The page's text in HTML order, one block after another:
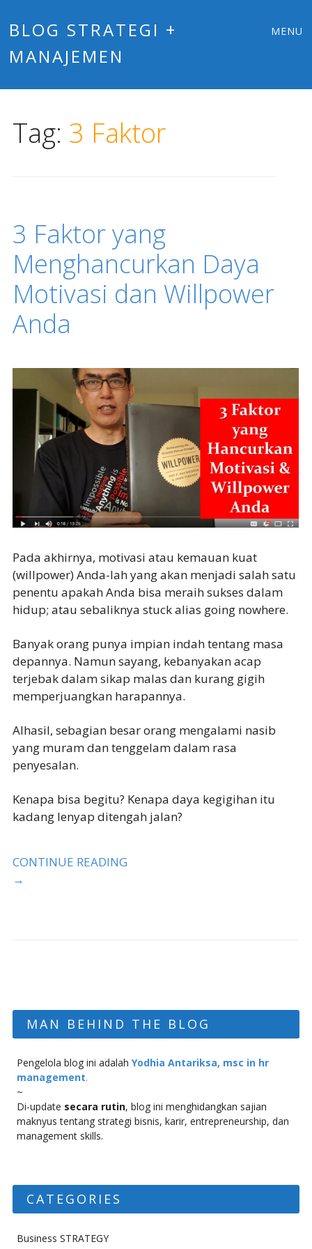
BLOG STRATEGI +
MANAJEMEN
MENU
Tag: 3 Faktor
3 Faktor yang
Menghancurkan Daya
Motivasi dan Willpower
Anda
Pada akhirnya, motivasi atau kemauan kuat
(willpower) Anda-lah yang akan menjadi salah satu
penentu apakah Anda bisa meraih sukses dalam
hidup; atau sebaliknya stuck alias going nowhere.
Banyak orang punya impian indah tentang masa
depannya. Namun sayang, kebanyakan acap
terjebak dalam sikap malas dan kurang gigih
memperjuangkan harapannya.
Alhasil, sebagian besar orang mengalami nasib
yang muram dan tenggelam dalam rasa
penyesalan.
Kenapa bisa begitu? Kenapa daya kegigihan itu
kadang lenyap ditengah jalan?
CONTINUE READING
→
MAN BEHIND THE BLOG
Pengelola blog ini adalah Yodhia Antariksa, msc in hr
management.
~
Di-update secara rutin, blog ini menghidangkan sajian
maknyus tentang strategi bisnis, karir, entrepreneurship, dan
management skills.
CATEGORIES
Business STRATEGY